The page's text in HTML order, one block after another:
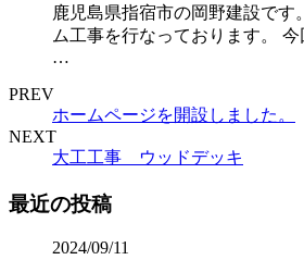
鹿児島県指宿市の岡野建設です
ム工事を行なっております。
…
PREV
ホームページを開設しました。
NEXT
大工工事 ウッドデッキ
最近の投稿
2024/09/11